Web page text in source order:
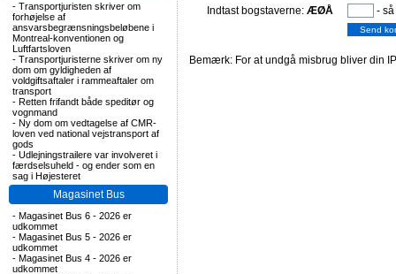
- Transportjuristen skriver om
forhøjelse af
ansvarsbegrænsningsbeløbene i
Montreal-konventionen og
Luftfartsloven
- Transportjuristerne skriver om ny
dom om gyldigheden af
voldgiftsaftaler i rammeaftaler om
transport
- Retten frifandt både speditør og
vognmand
- Ny dom om vedtagelse af CMR-
loven ved national vejstransport af
gods
- Udlejningstrailere var involveret i
færdselsuheld - og ender som en
sag i Højesteret
Magasinet Bus
- Magasinet Bus 6 - 2026 er
udkommet
- Magasinet Bus 5 - 2026 er
udkommet
- Magasinet Bus 4 - 2026 er
udkommet
Indtast bogstaverne: ÆØÅ -
Bemærk: For at undgå misbrug bliver din